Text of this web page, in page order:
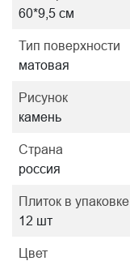
60*9,5 см
Тип поверхности
матовая
Рисунок
камень
Страна
россия
Плиток в упаковке
12 шт
Цвет